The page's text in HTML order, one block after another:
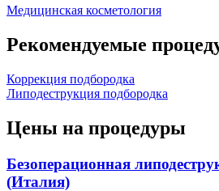
Медицинская косметология
Рекомендуемые
Коррекция подбородка
Липодеструкция подбородка
Цены на процедуры
Безоперационная
(Италия)